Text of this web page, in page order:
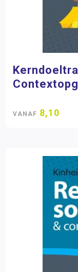
VANAF 8,10